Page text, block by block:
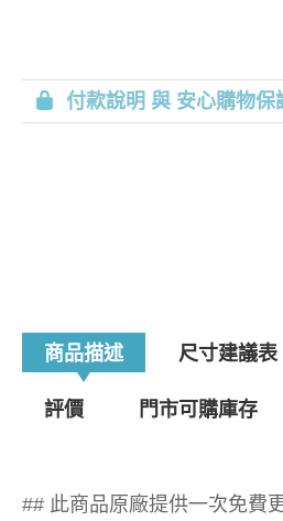
付款說明 與 安心購物保
商品描述 尺寸建議表
評價 門市可購庫存
## 此商品原廠提供一次免費